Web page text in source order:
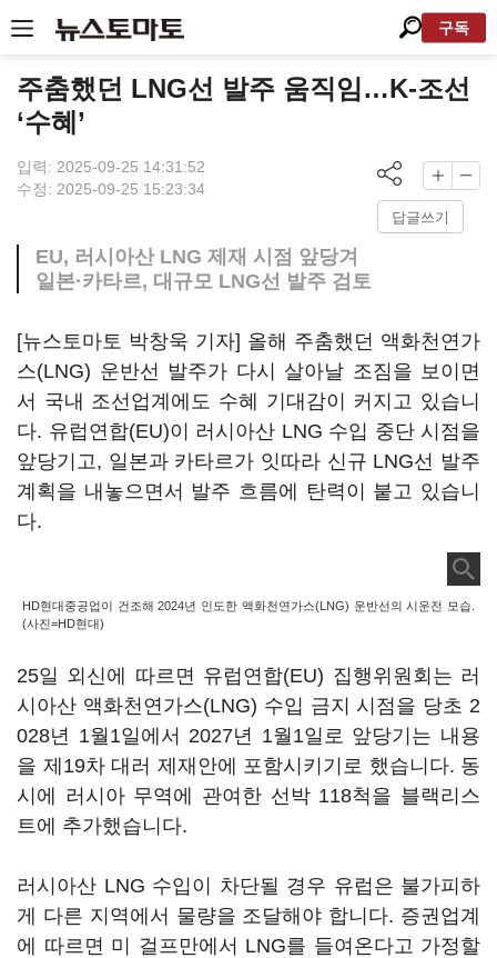
구독
주춤했던 LNG선 발주 움직임…K-조선
‘수혜’
입력: 2025-09-25 14:31:52
수정: 2025-09-25 15:23:34
답글쓰기
EU, 러시아산 LNG 제재 시점 앞당겨
일본·카타르, 대규모 LNG선 발주 검토
[뉴스토마토 박창욱 기자] 올해 주춤했던 액화천연가
스(LNG) 운반선 발주가 다시 살아날 조짐을 보이면
서 국내 조선업계에도 수혜 기대감이 커지고 있습니
다. 유럽연합(EU)이 러시아산 LNG 수입 중단 시점을
앞당기고, 일본과 카타르가 잇따라 신규 LNG선 발주
계획을 내놓으면서 발주 흐름에 탄력이 붙고 있습니
다.
HD현대중공업이 건조해 2024년 인도한 액화천연가스(LNG) 운반선의 시운전 모습.
(사진=HD현대)
25일 외신에 따르면 유럽연합(EU) 집행위원회는 러
시아산 액화천연가스(LNG) 수입 금지 시점을 당초 2
028년 1월1일에서 2027년 1월1일로 앞당기는 내용
을 제19차 대러 제재안에 포함시키기로 했습니다. 동
시에 러시아 무역에 관여한 선박 118척을 블랙리스
트에 추가했습니다.
러시아산 LNG 수입이 차단될 경우 유럽은 불가피하
게 다른 지역에서 물량을 조달해야 합니다. 증권업계
에 따르면 미 걸프만에서 LNG를 들여온다고 가정할